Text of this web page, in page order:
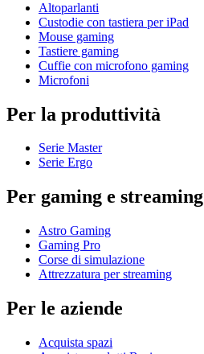
Altoparlanti
Custodie con tastiera per iPad
Mouse gaming
Tastiere gaming
Cuffie con microfono gaming
Microfoni
Per la produttività
Serie Master
Serie Ergo
Per gaming e streaming
Astro Gaming
Gaming Pro
Corse di simulazione
Attrezzatura per streaming
Per le aziende
Acquista spazi